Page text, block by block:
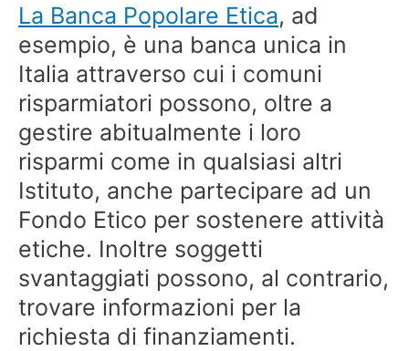
La Banca Popolare Etica, ad
esempio, è una banca unica in
Italia attraverso cui i comuni
risparmiatori possono, oltre a
gestire abitualmente i loro
risparmi come in qualsiasi altri
Istituto, anche partecipare ad un
Fondo Etico per sostenere attività
etiche. Inoltre soggetti
svantaggiati possono, al contrario,
trovare informazioni per la
richiesta di finanziamenti.